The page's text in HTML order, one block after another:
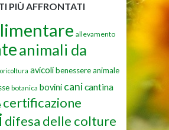
PIÙ AFFRONTATI
allevamento
animali da
avicoli benessere animale
botanica bovini canicantina
certificazione
difesa delle colture